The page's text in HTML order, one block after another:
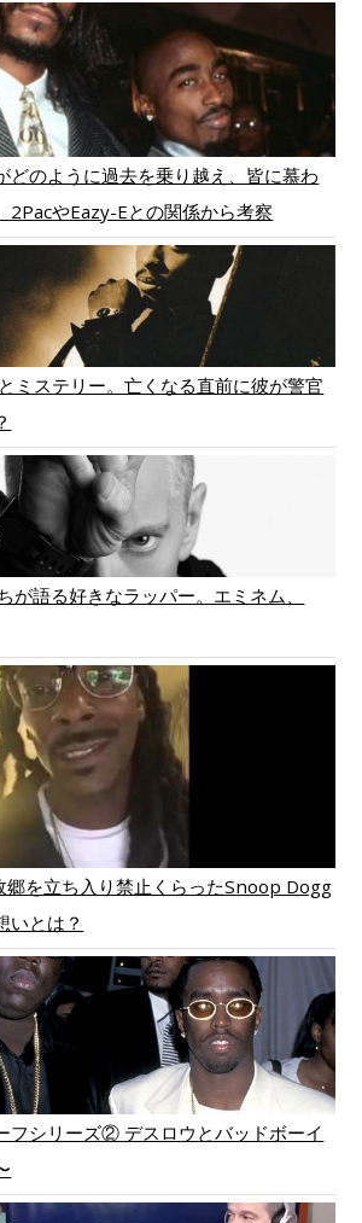
どのように過去を乗り越え、皆に慕わ
2PacやEazy-Eとの関係から考察
ミステリー。亡くなる直前に彼が警官
が語る好きなラッパー。エミネム、
郷を立ち入り禁止くらったSnoop Dogg
いとは？
フシリーズ② デスロウとバッドボーイ